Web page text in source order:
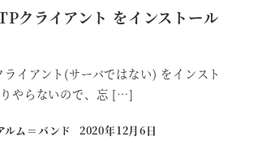
クライアント をインストール
イアント(サーバではない) をインスト
やらないので、忘 […]
ルム＝バンド 2020年12月6日